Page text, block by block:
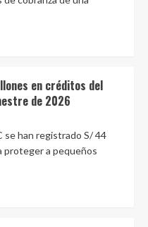
en créditos del
de 2026
se han registrado S/ 44
proteger a pequeños